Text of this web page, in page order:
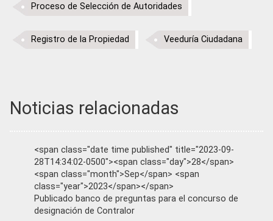
Proceso de Selección de Autoridades
Registro de la Propiedad Veeduría Ciudadana
Noticias relacionadas
<span class="date time published" title="2023-09-
28T14:34:02-0500"><span class="day">28</span>
<span class="month">Sep</span> <span
class="year">2023</span></span>
Publicado banco de preguntas para el concurso de
designación de Contralor